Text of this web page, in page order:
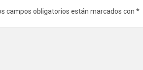
campos obligatorios están marcados con *